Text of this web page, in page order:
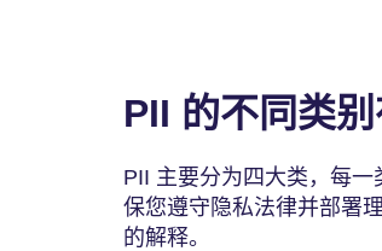
PII 的不同类别
PII 主要分为四大类，每
保您遵守隐私法律并部署
的解释。